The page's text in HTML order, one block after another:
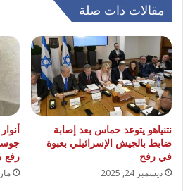
مقالات ذات صلة
نتنياهو يتوعد حماس بعد إصابة
ضابط بالجيش الإسرائيلي بعبوة
في رفح
ديسمبر 24, 2025
رفع
مارس